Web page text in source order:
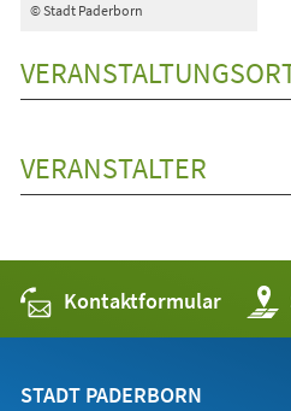
© Stadt Paderborn
VERANSTALTER
Kontaktformular
in
STADT PADERBORN